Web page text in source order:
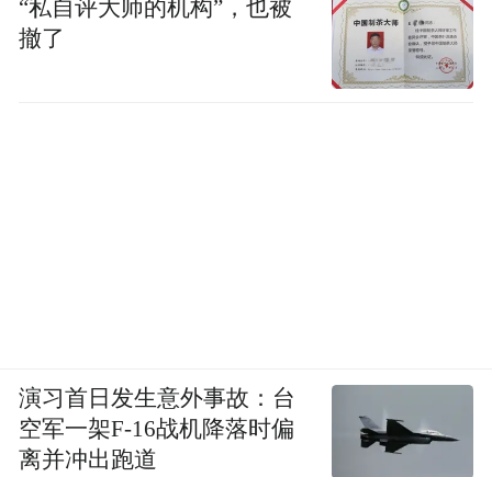
“私自评大师的机构”，也被
撤了
演习首日发生意外事故：台
空军一架F-16战机降落时偏
离并冲出跑道